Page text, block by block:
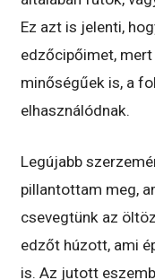
Ez azt is jelenti,
edzőcipőimet,
minőségűek is, a
elhasználódnak.
Legújabb
pillantottam meg,
csevegtünk az
edzőt húzott, ami
is. Az jutott